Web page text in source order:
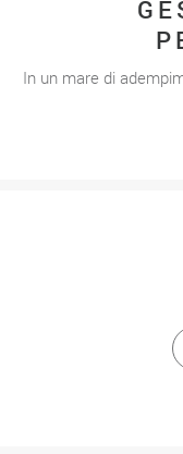
In un mare di